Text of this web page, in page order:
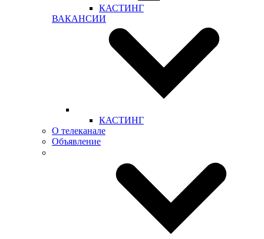
КАСТИНГ
ВАКАНСИИ
КАСТИНГ
О телеканале
Объявление